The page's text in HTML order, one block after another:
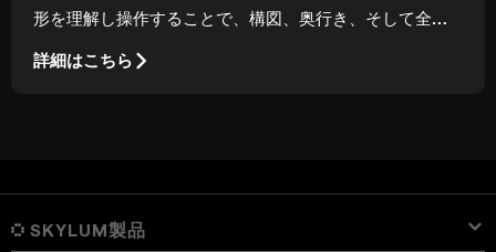
形を理解し操作することで、構図、奥行き、そして全体
詳細はこちら
SKYLUM製品